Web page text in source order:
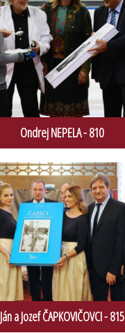
Ondrej NEPELA - 810
Ján a Jozef ČAPKOVIČOVCI - 815